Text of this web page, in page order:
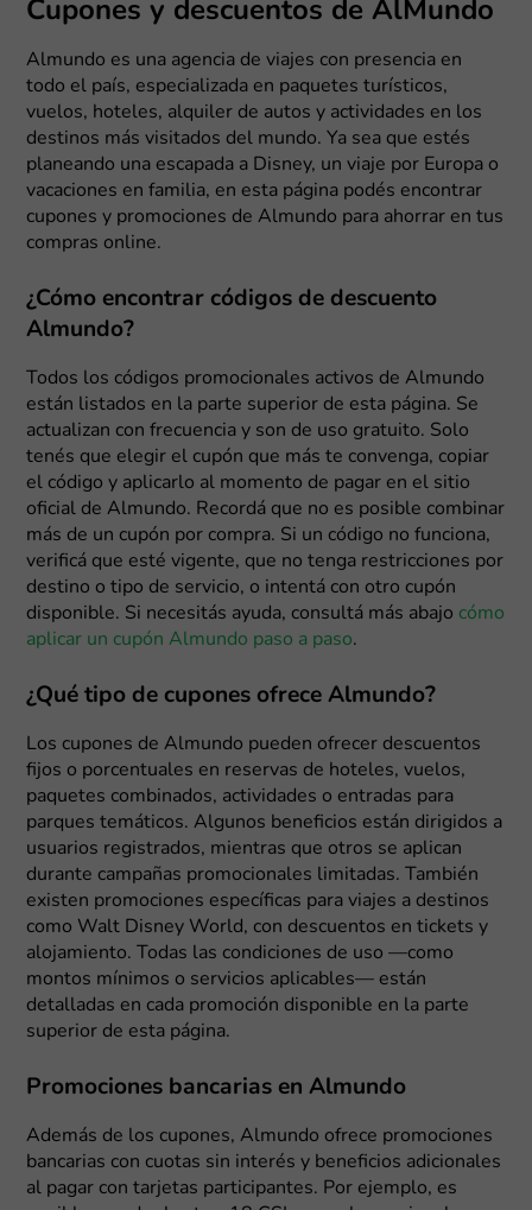
Cupones y descuentos de AlMundo
Almundo es una agencia de viajes con presencia en
todo el país, especializada en paquetes turísticos,
vuelos, hoteles, alquiler de autos y actividades en los
destinos más visitados del mundo. Ya sea que estés
planeando una escapada a Disney, un viaje por Europa o
vacaciones en familia, en esta página podés encontrar
cupones y promociones de Almundo para ahorrar en tus
compras online.
¿Cómo encontrar códigos de descuento
Almundo?
Todos los códigos promocionales activos de Almundo
están listados en la parte superior de esta página. Se
actualizan con frecuencia y son de uso gratuito. Solo
tenés que elegir el cupón que más te convenga, copiar
el código y aplicarlo al momento de pagar en el sitio
oficial de Almundo. Recordá que no es posible combinar
más de un cupón por compra. Si un código no funciona,
verificá que esté vigente, que no tenga restricciones por
destino o tipo de servicio, o intentá con otro cupón
disponible. Si necesitás ayuda, consultá más abajo cómo
aplicar un cupón Almundo paso a paso.
¿Qué tipo de cupones ofrece Almundo?
Los cupones de Almundo pueden ofrecer descuentos
fijos o porcentuales en reservas de hoteles, vuelos,
paquetes combinados, actividades o entradas para
parques temáticos. Algunos beneficios están dirigidos a
usuarios registrados, mientras que otros se aplican
durante campañas promocionales limitadas. También
existen promociones específicas para viajes a destinos
como Walt Disney World, con descuentos en tickets y
alojamiento. Todas las condiciones de uso —como
montos mínimos o servicios aplicables— están
detalladas en cada promoción disponible en la parte
superior de esta página.
Promociones bancarias en Almundo
Además de los cupones, Almundo ofrece promociones
bancarias con cuotas sin interés y beneficios adicionales
al pagar con tarjetas participantes. Por ejemplo, es